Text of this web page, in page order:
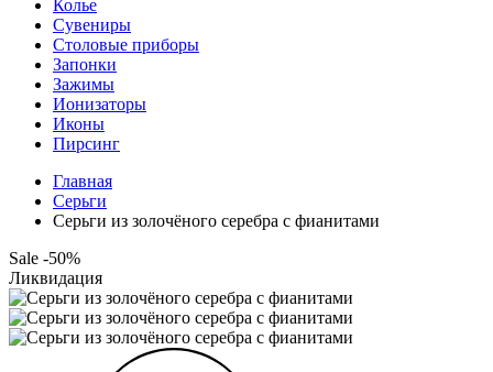
Колье
Сувениры
Столовые приборы
Запонки
Зажимы
Ионизаторы
Иконы
Пирсинг
Главная
Серьги
Серьги из золочёного серебра с фианитами
Sale -50%
Ликвидация